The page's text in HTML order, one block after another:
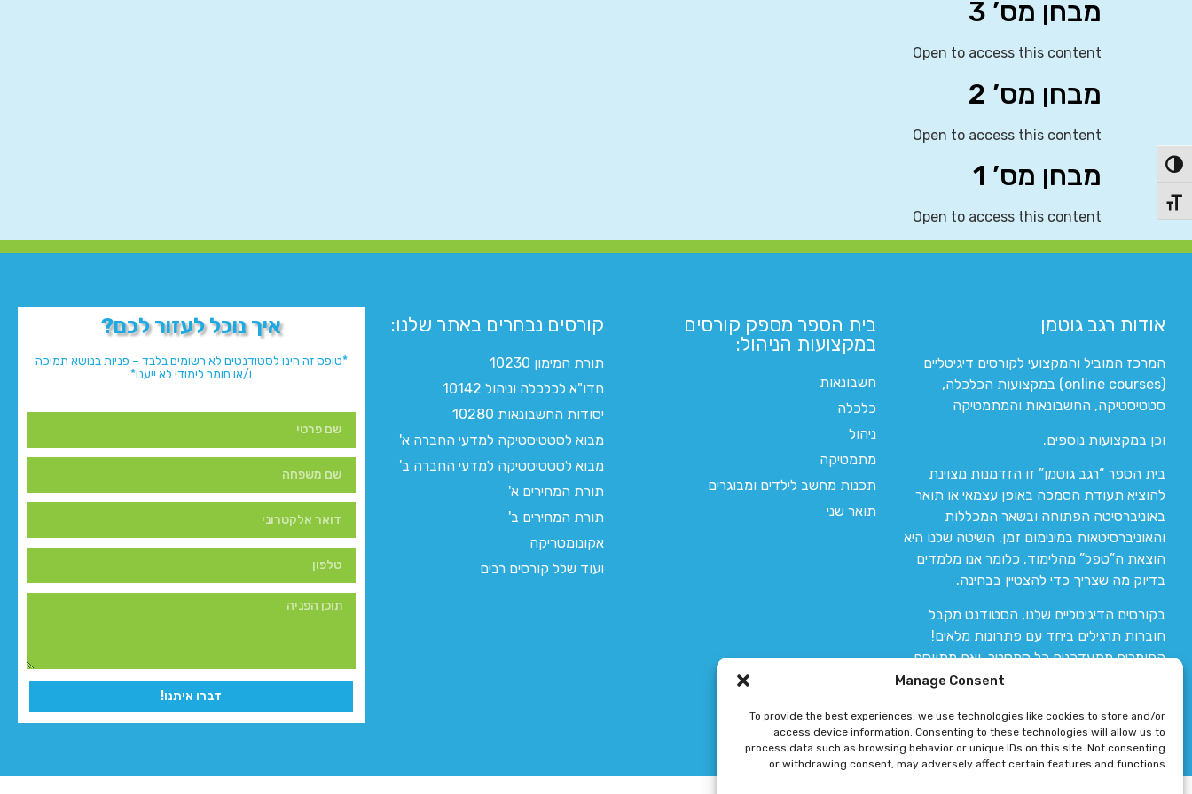
Manage Consent
To provide the best experiences, we use technologies like cookies to store and/or
access device information. Consenting to these technologies will allow us to
process data such as browsing behavior or unique IDs on this site. Not consenting
or withdrawing consent, may adversely affect certain features and functions.
הפעל/כבה ניגודיות גבוהה
מתג גודל גופן
מבחן מס’ 3
Open to access this content
מבחן מס’ 2
Open to access this content
מבחן מס’ 1
Open to access this content
אודות רגב גוטמן
המרכז המוביל והמקצועי לקורסים דיגיטליים
(online courses) במקצועות הכלכלה,
סטטיסטיקה, החשבונאות והמתמטיקה
וכן במקצועות נוספים.
בית הספר “רגב גוטמן” זו הזדמנות מצוינת
להוציא תעודת הסמכה באופן עצמאי או תואר
באוניברסיטה הפתוחה ובשאר המכללות
והאוניברסיטאות במינימום זמן. השיטה שלנו היא
הוצאת ה”טפל” מהלימוד. כלומר אנו מלמדים
בדיוק מה שצריך כדי להצטיין בבחינה.
בקורסים הדיגיטליים שלנו, הסטודנט מקבל
חוברות תרגילים ביחד עם פתרונות מלאים!
החומרים מתעדכנים כל סמסטר, ואם מתווסף
חומר חדש אז הקורס מתעדכן יחד איתו.
בית הספר מספק קורסים
במקצועות הניהול:
חשבונאות
כלכלה
ניהול
מתמטיקה
תכנות מחשב לילדים ומבוגרים
תואר שני
קורסים נבחרים באתר שלנו:​
תורת המימון 10230
חדו"א לכלכלה וניהול 10142
יסודות החשבונאות 10280
מבוא לסטטיסטיקה למדעי החברה א'
מבוא לסטטיסטיקה למדעי החברה ב'
תורת המחירים א'
תורת המחירים ב'
אקונומטריקה
ועוד שלל קורסים רבים
איך נוכל לעזור לכם?
*טופס זה הינו לסטודנטים לא רשומים בלבד – פניות בנושא תמיכה
ו/או חומר לימודי לא ייענו*
דברו איתנו!